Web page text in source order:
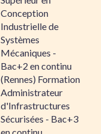
Conception
Industrielle de
Systèmes
Mécaniques -
Bac+2 en continu
(Rennes) Formation
Administrateur
d'Infrastructures
Sécurisées - Bac+3